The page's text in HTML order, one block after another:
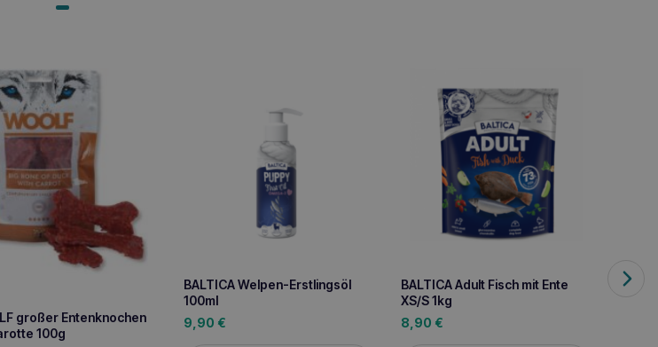
großer Entenknochen
100g
BALTICA Welpen-Erstlingsöl
100ml
9,90 €
BALTICA Adult Fisch mit Ente
XS/S 1kg
8,90 €